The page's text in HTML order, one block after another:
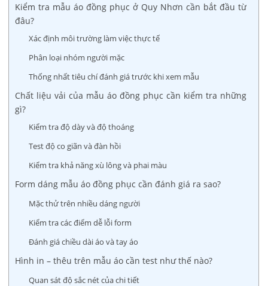
Kiểm tra mẫu áo đồng phục ở Quy Nhơn cần bắt đầu từ
đâu?
Xác định môi trường làm việc thực tế
Phân loại nhóm người mặc
Thống nhất tiêu chí đánh giá trước khi xem mẫu
Chất liệu vải của mẫu áo đồng phục cần kiểm tra những
gì?
Kiểm tra độ dày và độ thoáng
Test độ co giãn và đàn hồi
Kiểm tra khả năng xù lông và phai màu
Form dáng mẫu áo đồng phục cần đánh giá ra sao?
Mặc thử trên nhiều dáng người
Kiểm tra các điểm dễ lỗi form
Đánh giá chiều dài áo và tay áo
Hình in – thêu trên mẫu áo cần test như thế nào?
Quan sát độ sắc nét của chi tiết